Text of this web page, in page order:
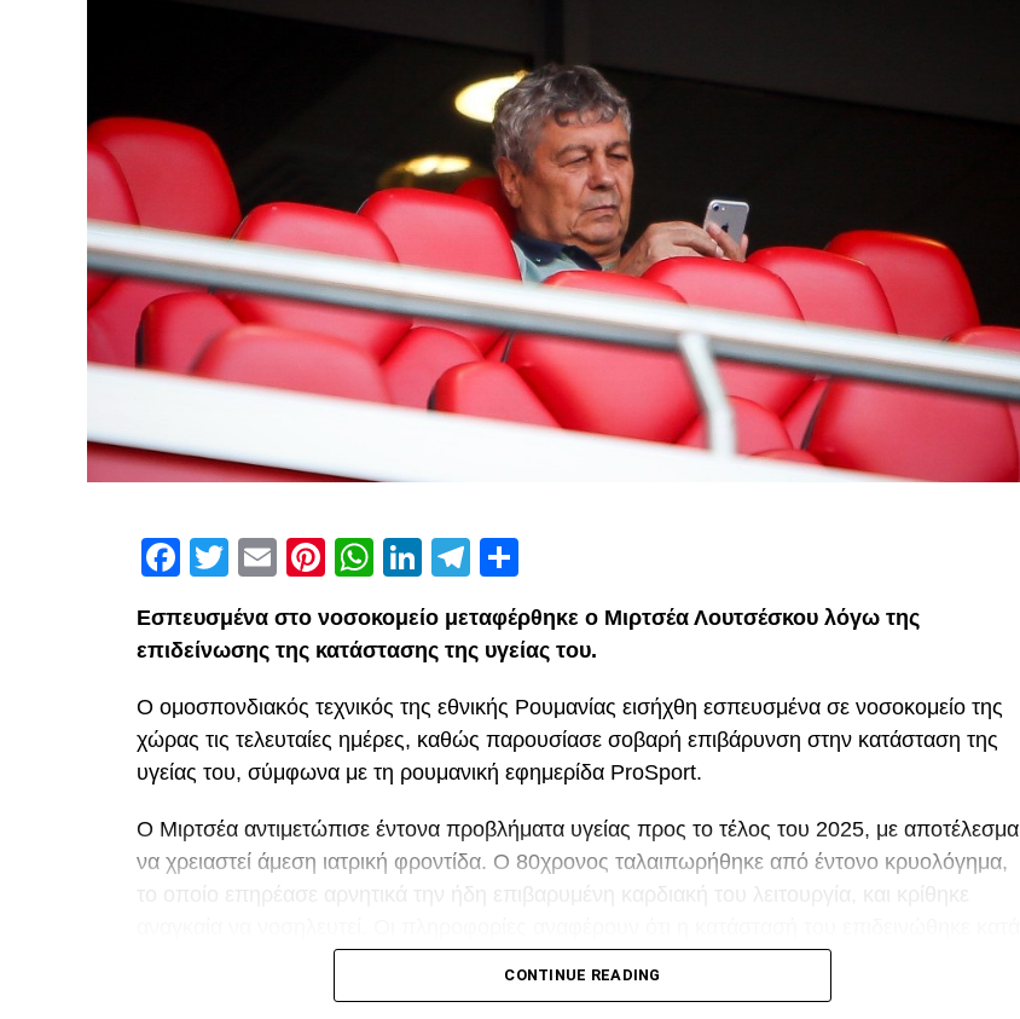
Facebook
Twitter
EmailPinterest
WhatsApp
LinkedIn
Telegram
Εσπευσμένα στο νοσοκομείο μεταφέρθηκε ο Μιρτσέα Λουτσέσκου λόγω της
επιδείνωσης της κατάστασης της υγείας του.
Ο ομοσπονδιακός τεχνικός της εθνικής Ρουμανίας εισήχθη εσπευσμένα σε νοσοκομείο της
χώρας τις τελευταίες ημέρες, καθώς παρουσίασε σοβαρή επιβάρυνση στην κατάσταση της
υγείας του, σύμφωνα με τη ρουμανική εφημερίδα ProSport.
Ο Μιρτσέα αντιμετώπισε έντονα προβλήματα υγείας προς το τέλος του 2025, με αποτέλεσμα
να χρειαστεί άμεση ιατρική φροντίδα. Ο 80χρονος ταλαιπωρήθηκε από έντονο κρυολόγημα,
το οποίο επηρέασε αρνητικά την ήδη επιβαρυμένη καρδιακή του λειτουργία, και κρίθηκε
τη διάρκεια της νοσηλείας του.
CONTINUE READING